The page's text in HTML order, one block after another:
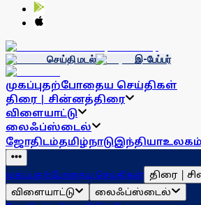
செய்தி மடல் இ-பேப்பர்
முகப்புதற்போதைய செய்திகள்
திரை | சின்னத்திரை
விளையாட்டு
லைஃப்ஸ்டைல்
ஜோதிடம்தமிழ்நாடுஇந்தியாஉலகம்
முகப்புதற்போதைய செய்திகள் திரை |
விளையாட்டு
லைஃப்ஸ்டைல்